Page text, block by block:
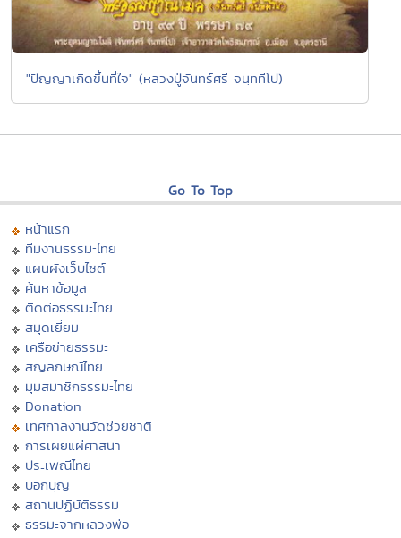
"ปัญญาเกิดขึ้นที่ใจ" (หลวงปู่จันทร์ศรี จนฺททีโป)
Go To Top
หน้าแรก
ทีมงานธรรมะไทย
แผนผังเว็บไซต์
ค้นหาข้อมูล
ติดต่อธรรมะไทย
สมุดเยี่ยม
เครือข่ายธรรมะ
สัญลักษณ์ไทย
มุมสมาชิกธรรมะไทย
Donation
เทศกาลงานวัดช่วยชาติ
การเผยแผ่ศาสนา
ประเพณีไทย
บอกบุญ
สถานปฏิบัติธรรม
ธรรมะจากหลวงพ่อ